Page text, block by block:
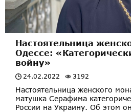
Настоятельница
Одессе:
войну»
24.02.2022 3192
Настоятельница женского
матушка Серафима
России на Украину. Об этом